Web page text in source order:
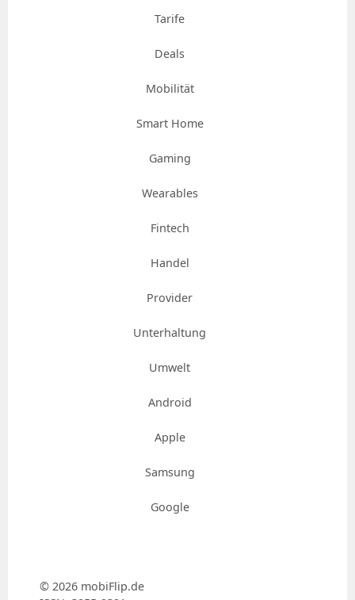
Tarife
Deals
Mobilität
Smart Home
Gaming
Wearables
Fintech
Handel
Provider
Unterhaltung
Umwelt
Android
Apple
Samsung
Google
© 2026 mobiFlip.de